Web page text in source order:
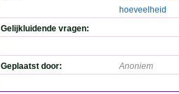
hoeveelheid
Gelijkluidende vragen:
Geplaatst door: Anoniem